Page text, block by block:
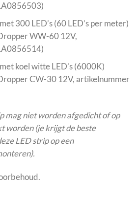
300 LED’s (60 LED’s per meter)
WW-60 12V,
koel witte LED’s (6000K)
CW-30 12V, artikelnummer
mag niet worden afgedicht of op
worden (je krijgt de beste
LED strip op een